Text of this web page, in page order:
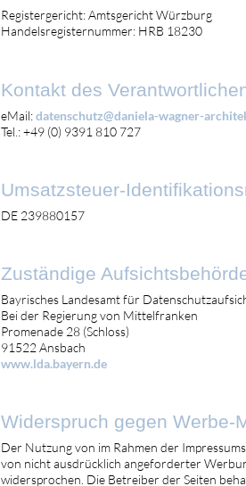
Registergericht: Amtsgericht Würzburg
Handelsregisternummer: HRB 18230
Kontakt des
eMail:datenschutz@daniela-wagner-
Tel.: +49 (0) 9391 810 727
Umsatzsteuer-
DE 239880157
Zuständige
Bayrisches Landesamt für
Bei der Regierung von Mittelfranken
Promenade 28 (Schloss)
91522 Ansbach
www.lda.bayern.de
Widerspruch gegen Werbe-
Der Nutzung von im Rahmen der
von nicht ausdrücklich angeforderter
widersprochen. Die Betreiber der Seiten